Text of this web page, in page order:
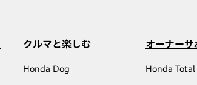
クルマと楽しむ
Honda Dog
オーナーサ
Honda Total